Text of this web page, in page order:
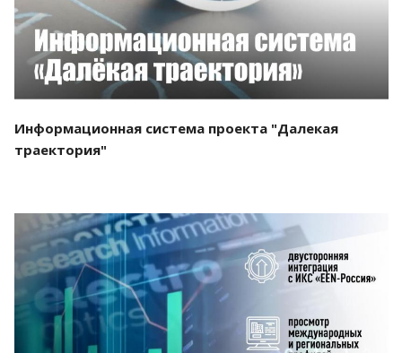
Информационная система проекта "Далекая
траектория"